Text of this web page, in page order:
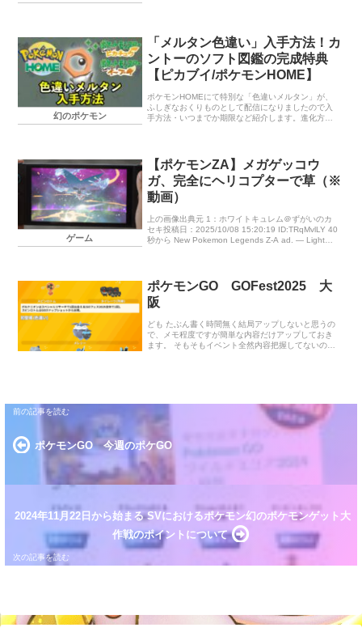
高個体値のダイマックスラッキーと色違いのヒード
ランをゲットすることが出来ました。 色違いのヒー
ドランは、近鉄生駒駅でレイドが開催されていたと
ころ、結構な人が参加されていたので、その勢いで
幻のポケモン
「メルタン色違い」入手方法！カ
ントーのソフト図鑑の完成特典
【ピカブイ/ポケモンHOME】
ポケモンHOMEにて特別な「色違いメルタン」が、
ふしぎなおくりものとして配信になりましたので入
手方法・いつまでか期限など紹介します。進化方法
合の方法も紹介します。
ゲーム
【ポケモンZA】メガゲッコウ
ガ、完全にヘリコプターで草（※
動画）
上の画像出典元 1：ホワイトキュレム＠ずがいのカ
セキ投稿日：2025/10/08 15:20:19 ID:TRqMvlLY 40
秒から New Pokemon Legends Z-A ad. — Light
ポケモンGO GOFest2025 大
阪
ども たぶん書く時間無く結局アップしないと思うの
で、メモ程度ですが簡単な内容だけアップしておき
ます。 そもそもイベント全然内容把握してないの
スペシャルリサーチ） ・ザシアンけんのおう/ザマゼ
ンタたてのおう（入手方法 フォルムチェンジ） ※フ
ォルムチェンジ条件 エナジー1000+飴30+アイアン
ヘッドを覚えた個体 ※一度フォルムチェンジを…
ポケモンGO 今週のポケGO
2024年11月22日から始まる SVにおけるポケモン幻のポケモンゲット大
作戦のポイントについて